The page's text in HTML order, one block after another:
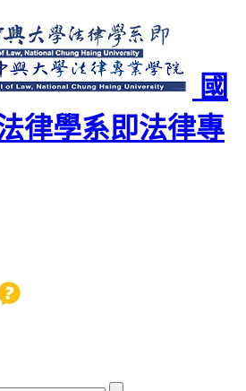
國
律學系即法律專